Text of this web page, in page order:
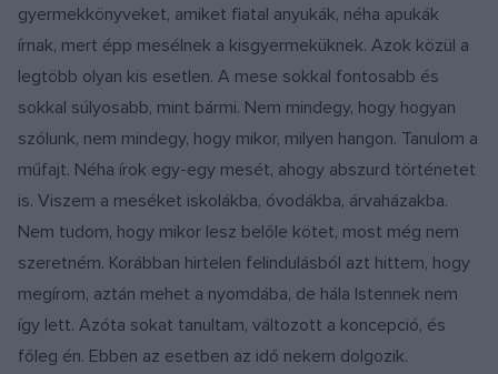
gyermekkönyveket, amiket fiatal anyukák, néha apukák
írnak, mert épp mesélnek a kisgyermeküknek. Azok közül a
legtöbb olyan kis esetlen. A mese sokkal fontosabb és
sokkal súlyosabb, mint bármi. Nem mindegy, hogy hogyan
szólunk, nem mindegy, hogy mikor, milyen hangon. Tanulom a
műfajt. Néha írok egy-egy mesét, ahogy abszurd történetet
is. Viszem a meséket iskolákba, óvodákba, árvaházakba.
Nem tudom, hogy mikor lesz belőle kötet, most még nem
szeretném. Korábban hirtelen felindulásból azt hittem, hogy
megírom, aztán mehet a nyomdába, de hála Istennek nem
így lett. Azóta sokat tanultam, változott a koncepció, és
főleg én. Ebben az esetben az idő nekem dolgozik.